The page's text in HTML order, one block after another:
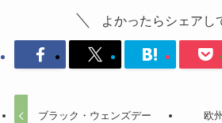
よかったらシェアし
ブラック・ウェンズデー 欧